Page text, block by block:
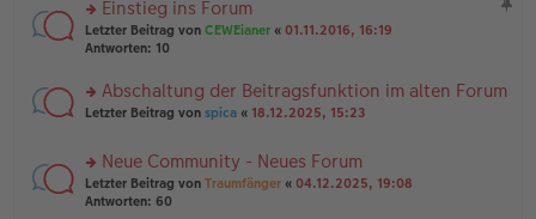
el
es
e
er
B
ei
a
g
rs
te
n
g
es
e
n
er
Einstieg ins Forum
Letzter Beitrag von CEWEianer « 01.11.2016, 16:19
Antworten: 10
rs
u
n
g
Abschaltung der Beitragsfunktion im alten Forum
Letzter Beitrag von spica « 18.12.2025, 15:23
rs
te
Neue Community - Neues Forum
Letzter Beitrag von Traumfänger « 04.12.2025, 19:08
Antworten: 60